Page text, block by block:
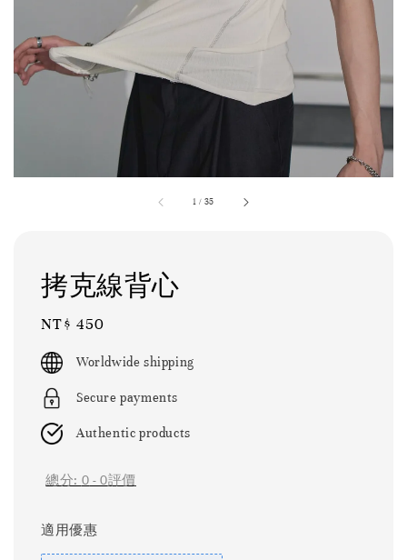
1 / 35
拷克線背心
Regular
price
NT$ 450
Worldwide shipping
Secure payments
Authentic products
總分: 0 - 0評價
適用優惠